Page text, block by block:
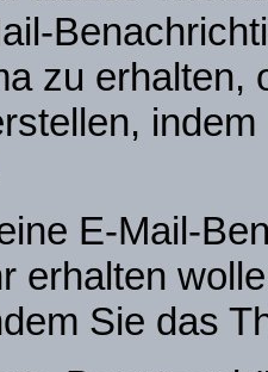
zu erhalten,
E-Mail-
erhalten
Sie das